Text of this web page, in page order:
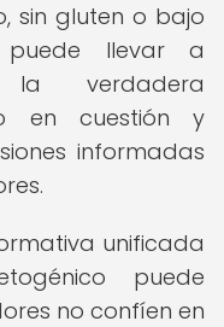
sin gluten o bajo
puede llevar a
la verdadera
en cuestión y
informadas
unificada
puede
no confíen en